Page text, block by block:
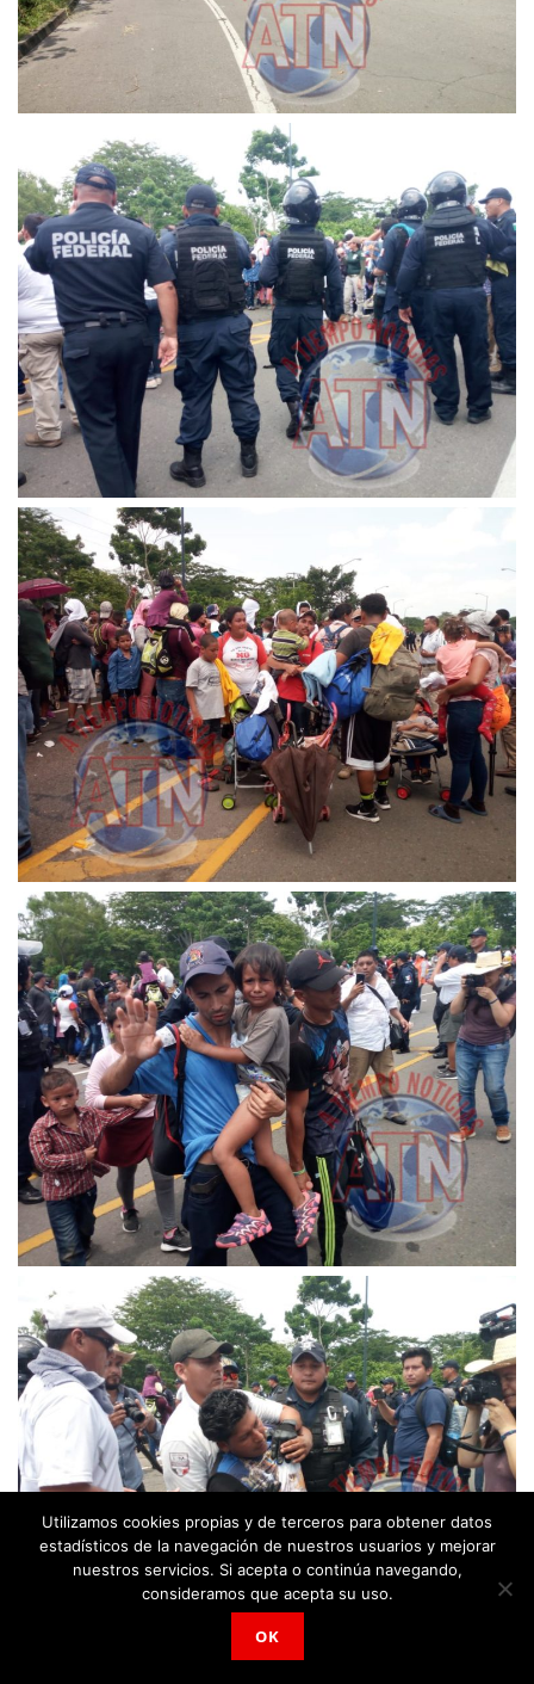
Utilizamos cookies propias y de terceros para obtener datos
estadísticos de la navegación de nuestros usuarios y mejorar
nuestros servicios. Si acepta o continúa navegando,
consideramos que acepta su uso.
OK